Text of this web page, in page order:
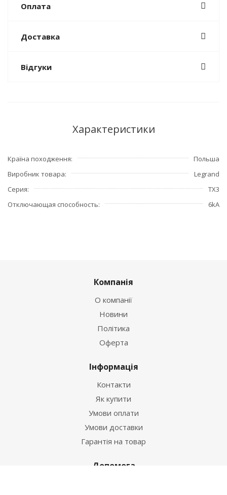
Оплата
Доставка
Відгуки
Характеристики
Країна походження
Польша
Виробник товара
Legrand
Серия
TX3
Отключающая способность
6kA
Компанія
О компанії
Новини
Політика
Оферта
Інформація
Контакти
Як купити
Умови оплати
Умови доставки
Гарантія на товар
Допомога